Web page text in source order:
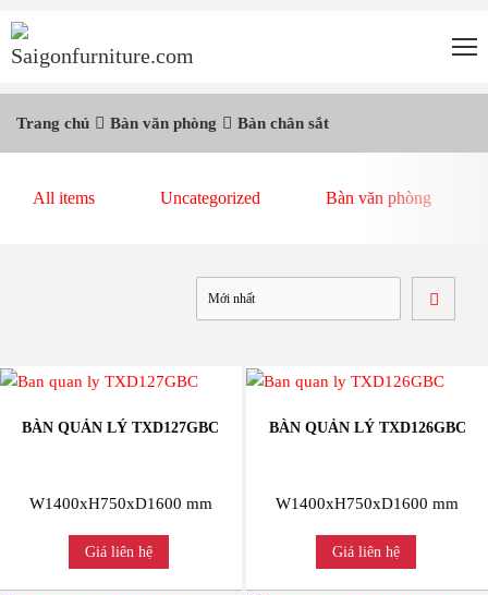
Trang chủ Bàn văn phòng Bàn chân sắt
All items Uncategorized Bàn văn phòng
BÀN QUẢN LÝ TXD127GBC
W1400xH750xD1600 mm
Giá liên hệ
BÀN QUẢN LÝ TXD126GBC
W1400xH750xD1600 mm
Giá liên hệ